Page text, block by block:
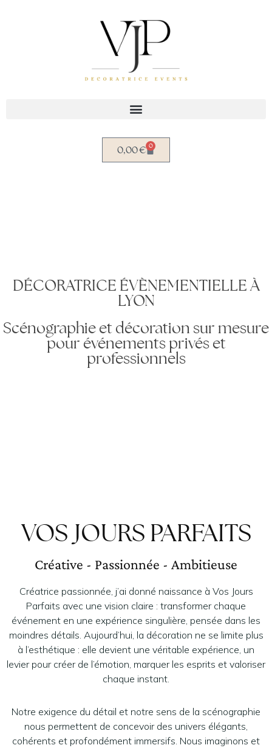
0,00€ 0
DÉCORATRICE ÉVÈNEMENTIELLE À
LYON
Scénographie et décoration sur mesure
pour événements privés et
professionnels
VOS JOURS PARFAITS
Créative - Passionnée - Ambitieuse
Créatrice passionnée, j’ai donné naissance à Vos Jours
Parfaits avec une vision claire : transformer chaque
événement en une expérience singulière, pensée dans les
moindres détails. Aujourd’hui, la décoration ne se limite plus
à l’esthétique : elle devient une véritable expérience, un
levier pour créer de l’émotion, marquer les esprits et valoriser
chaque instant.
Notre exigence du détail et notre sens de la scénographie
nous permettent de concevoir des univers élégants,
cohérents et profondément immersifs. Nous imaginons et